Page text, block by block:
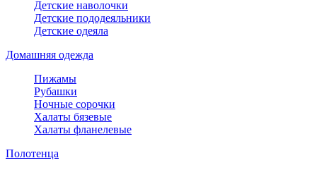
Детские наволочки
Детские пододеяльники
Детские одеяла
Домашняя одежда
Пижамы
Рубашки
Ночные сорочки
Халаты бязевые
Халаты фланелевые
Полотенца